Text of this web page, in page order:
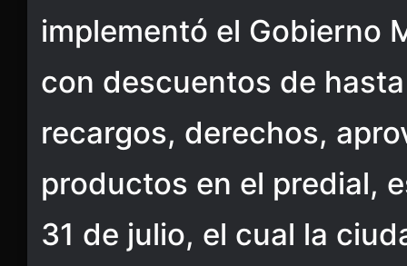
implementó el Gobierno
con descuentos de
recargos, derechos,
productos en el predial,
31 de julio, el cual la